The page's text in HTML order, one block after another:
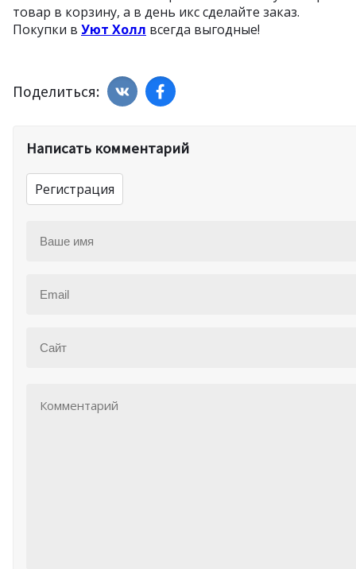
товар в корзину, а в день икс сделайте заказ.
Покупки в Уют Холл всегда выгодные!
Поделиться:
Написать комментарий
Регистрация